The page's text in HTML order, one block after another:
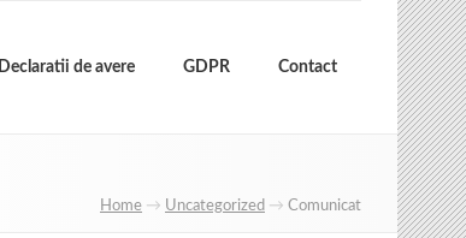
Declaratii de avere GDPR Contact
Home → Uncategorized → Comunicat